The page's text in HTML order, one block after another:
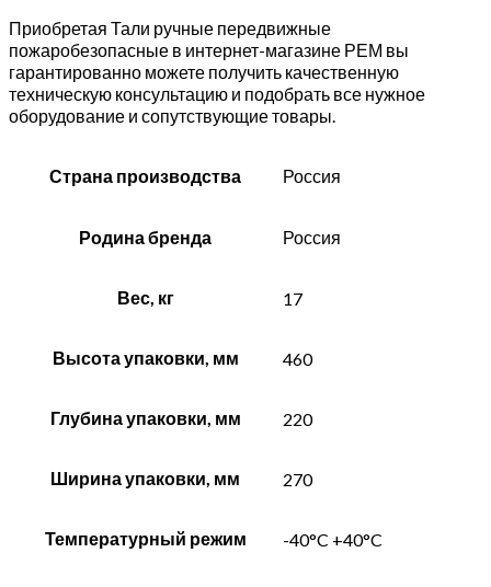
Приобретая Тали ручные передвижные
пожаробезопасные в интернет-магазине РЕМ вы
гарантированно можете получить качественную
техническую консультацию и подобрать все нужное
оборудование и сопутствующие товары.
Страна производства Россия
Родина бренда Россия
Вес, кг 17
Высота упаковки, мм 460
Глубина упаковки, мм 220
Ширина упаковки, мм 270
Температурный режим -40°C +40°C